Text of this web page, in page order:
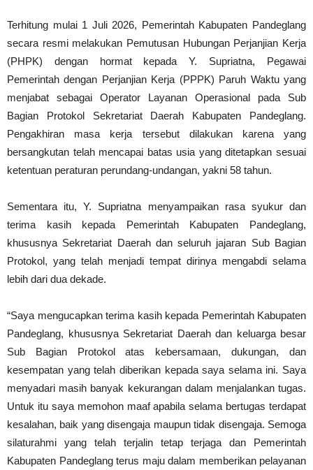
Terhitung mulai 1 Juli 2026, Pemerintah Kabupaten Pandeglang
secara resmi melakukan Pemutusan Hubungan Perjanjian Kerja
(PHPK) dengan hormat kepada Y. Supriatna, Pegawai
Pemerintah dengan Perjanjian Kerja (PPPK) Paruh Waktu yang
menjabat sebagai Operator Layanan Operasional pada Sub
Bagian Protokol Sekretariat Daerah Kabupaten Pandeglang.
Pengakhiran masa kerja tersebut dilakukan karena yang
bersangkutan telah mencapai batas usia yang ditetapkan sesuai
ketentuan peraturan perundang-undangan, yakni 58 tahun.
Sementara itu, Y. Supriatna menyampaikan rasa syukur dan
terima kasih kepada Pemerintah Kabupaten Pandeglang,
khususnya Sekretariat Daerah dan seluruh jajaran Sub Bagian
Protokol, yang telah menjadi tempat dirinya mengabdi selama
lebih dari dua dekade.
“Saya mengucapkan terima kasih kepada Pemerintah Kabupaten
Pandeglang, khususnya Sekretariat Daerah dan keluarga besar
Sub Bagian Protokol atas kebersamaan, dukungan, dan
kesempatan yang telah diberikan kepada saya selama ini. Saya
menyadari masih banyak kekurangan dalam menjalankan tugas.
Untuk itu saya memohon maaf apabila selama bertugas terdapat
kesalahan, baik yang disengaja maupun tidak disengaja. Semoga
silaturahmi yang telah terjalin tetap terjaga dan Pemerintah
Kabupaten Pandeglang terus maju dalam memberikan pelayanan